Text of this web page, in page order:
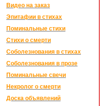
Видео на заказ
Эпитафии в стихах
Поминальные стихи
Стихи о смерти
Соболезнования в стихах
Соболезнования в прозе
Поминальные свечи
Некролог о смерти
Доска объявлений